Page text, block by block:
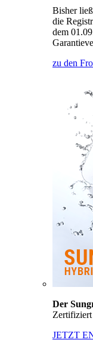
Bisher
die
dem
zu den
Der
JETZT